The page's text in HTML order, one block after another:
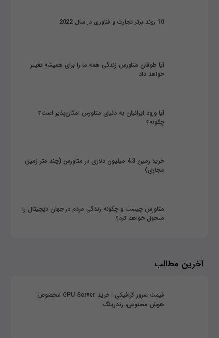
10 روند برتر تجارت و فناوری در سال 2022
آیا طوفان متاورس زندگی همه ما را برای همیشه تغییر
خواهد داد
آیا ورود ایرانیان به دنیای متاورس امکان‌پذیر است؟
چگونه؟
خرید زمین 4.3 میلیون دلاری در متاورس (چند متر زمین
مجازی)
متاورس چیست و چگونه زندگی مردم در جهان دیجیتال را
متحول خواهد کرد؟
آخرین مطالب
قیمت سرور گرافیکی | خرید GPU Server مخصوص
هوش مصنوعی، رندرینگ